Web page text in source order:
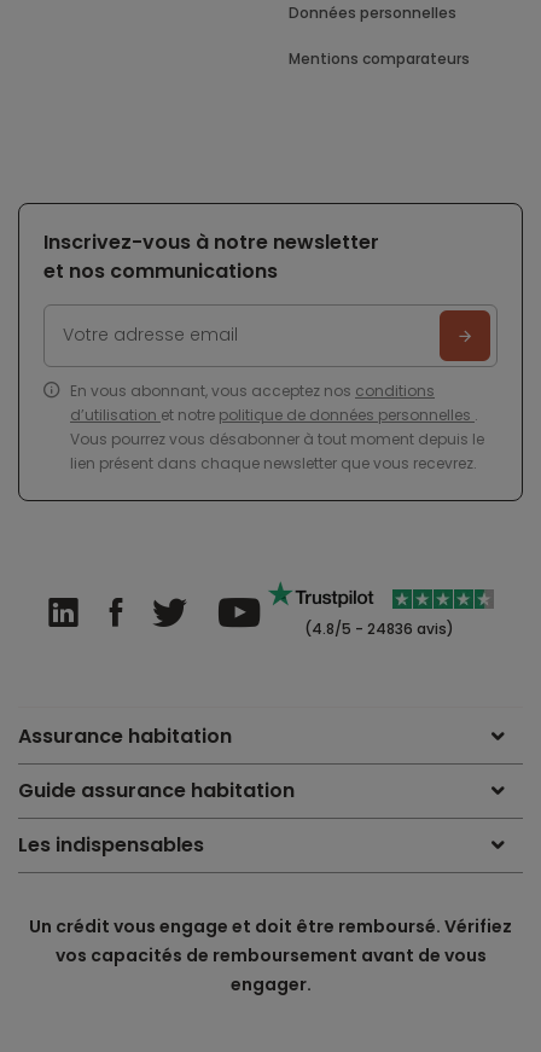
Données personnelles
Mentions comparateurs
Inscrivez-vous à notre newsletter
et nos communications
En vous abonnant, vous acceptez nos conditions
d’utilisation et notre politique de données personnelles .
Vous pourrez vous désabonner à tout moment depuis le
lien présent dans chaque newsletter que vous recevrez.
(4.8/5 - 24836 avis)
Assurance habitation
Guide assurance habitation
Les indispensables
Un crédit vous engage et doit être remboursé. Vérifiez
vos capacités de remboursement avant de vous
engager.